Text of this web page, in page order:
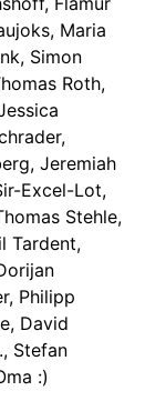
Maria
Simon
Roth,
Jeremiah
Excel-Lot,
Stehle,
Tardent,
Philipp
David
Stefan
:)